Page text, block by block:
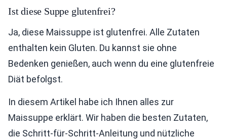
Ist diese Suppe glutenfrei?
Ja, diese Maissuppe ist glutenfrei. Alle Zutaten
enthalten kein Gluten. Du kannst sie ohne
Bedenken genießen, auch wenn du eine glutenfreie
Diät befolgst.
In diesem Artikel habe ich Ihnen alles zur
Maissuppe erklärt. Wir haben die besten Zutaten,
die Schritt-für-Schritt-Anleitung und nützliche